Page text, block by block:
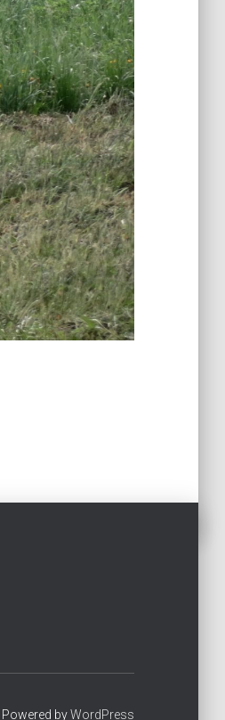
| Powered byWordPress